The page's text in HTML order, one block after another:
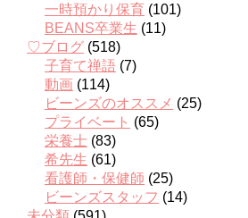
一時預かり保育 (101)
BEANS卒業生 (11)
♡ブログ (518)
子育て禅語 (7)
動画 (114)
ビーンズのオススメ (25)
プライベート (65)
栄養士 (83)
希先生 (61)
看護師・保健師 (25)
ビーンズスタッフ (14)